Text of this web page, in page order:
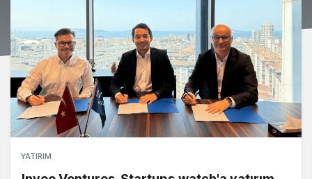
YATIRIM